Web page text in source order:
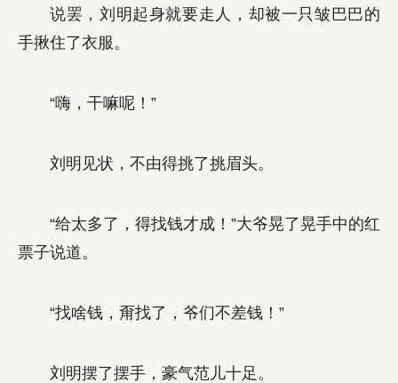
说罢，刘明起身就要走人，却被一只皱巴巴的
手揪住了衣服。
“嗨，干嘛呢！”
刘明见状，不由得挑了挑眉头。
“给太多了，得找钱才成！”大爷晃了晃手中的红
票子说道。
“找啥钱，甭找了，爷们不差钱！”
刘明摆了摆手，豪气范儿十足。